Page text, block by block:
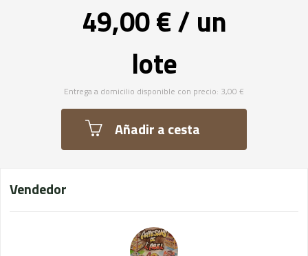
49,00 € / un
lote
Entrega a domicilio disponible con precio: 3,00 €
Añadir a cesta
Vendedor